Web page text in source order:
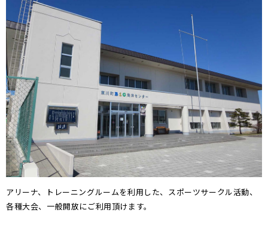
アリーナ、トレーニングルームを利用した、スポーツサークル活動、
各種大会、一般開放にご利用頂けます。